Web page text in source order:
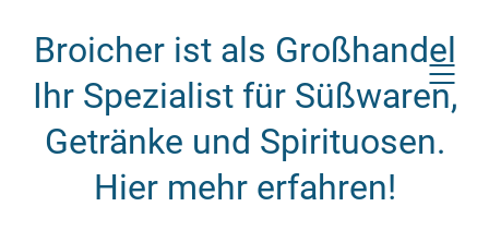
Broicher ist als Großhandel
Ihr Spezialist für Süßwaren,
Getränke und Spirituosen.
Hier mehr erfahren!